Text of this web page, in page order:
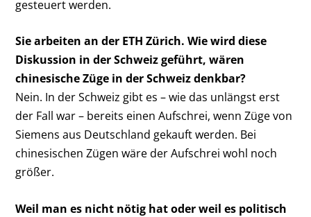
gesteuert werden.
Sie arbeiten an der ETH Zürich. Wie wird diese
Diskussion in der Schweiz geführt, wären
chinesische Züge in der Schweiz denkbar?
Nein. In der Schweiz gibt es – wie das unlängst erst
der Fall war – bereits einen Aufschrei, wenn Züge von
Siemens aus Deutschland gekauft werden. Bei
chinesischen Zügen wäre der Aufschrei wohl noch
größer.
Weil man es nicht nötig hat oder weil es politisch